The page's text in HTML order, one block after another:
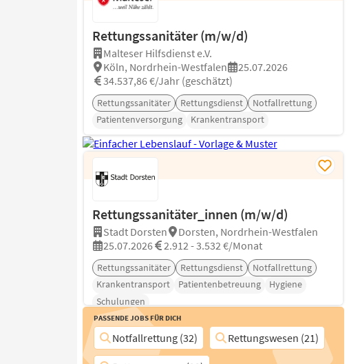
Rettungssanitäter (m/w/d)
Malteser Hilfsdienst e.V.
Köln, Nordrhein-Westfalen
25.07.2026
34.537,86 €/Jahr (geschätzt)
Rettungssanitäter Rettungsdienst
Notfallrettung
Patientenversorgung
Krankentransport
Rettungssanitäter_innen (m/w/d)
Stadt Dorsten
Dorsten, Nordrhein-Westfalen
25.07.2026
2.912 - 3.532 €/Monat
Rettungssanitäter Rettungsdienst
Notfallrettung
Krankentransport
Patientenbetreuung
Hygiene
Schulungen
Passende Jobs für Dich
Notfallrettung (32)
Rettungswesen (21)